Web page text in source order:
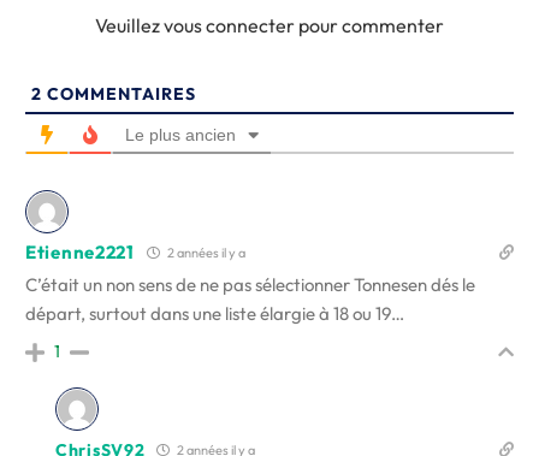
Veuillez vous connecter pour commenter
2 COMMENTAIRES
Le plus ancien
Etienne2221 2 années il y a
C’était un non sens de ne pas sélectionner Tonnesen dés le
départ, surtout dans une liste élargie à 18 ou 19…
1
ChrisSV92 2 années il y a